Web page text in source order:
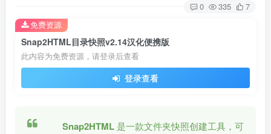
0 335 7
Snap2HTML目录快照v2.14汉化便携版
此内容为免费资源，请登录后查看
登录查看
免费资源
Snap2HTML 是一款文件夹快照创建工具，可